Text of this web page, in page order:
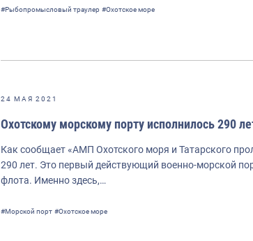
#Рыбопромысловый траулер #Охотское море
24 МАЯ 2021
Охотскому морскому порту исполнилось 290
Как сообщает «АМП Охотского моря и Татарского
290 лет. Это первый действующий военно-морской
флота. Именно здесь,…
#Морской порт #Охотское море